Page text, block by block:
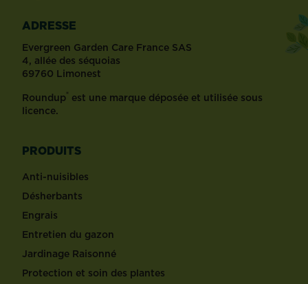
ADRESSE
Evergreen Garden Care France SAS
4, allée des séquoias
69760 Limonest
Roundup® est une marque déposée et utilisée sous
licence.
PRODUITS
Anti-nuisibles
Désherbants
Engrais
Entretien du gazon
Jardinage Raisonné
Protection et soin des plantes